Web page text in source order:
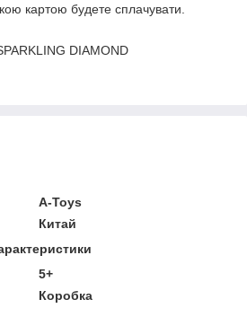
картою будете сплачувати.
DIAMOND
A-Toys
Китай
5+
Коробка